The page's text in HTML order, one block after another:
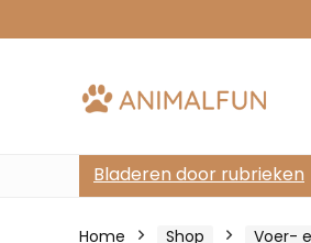
Bladeren door rubrieken
Home Shop Voer-